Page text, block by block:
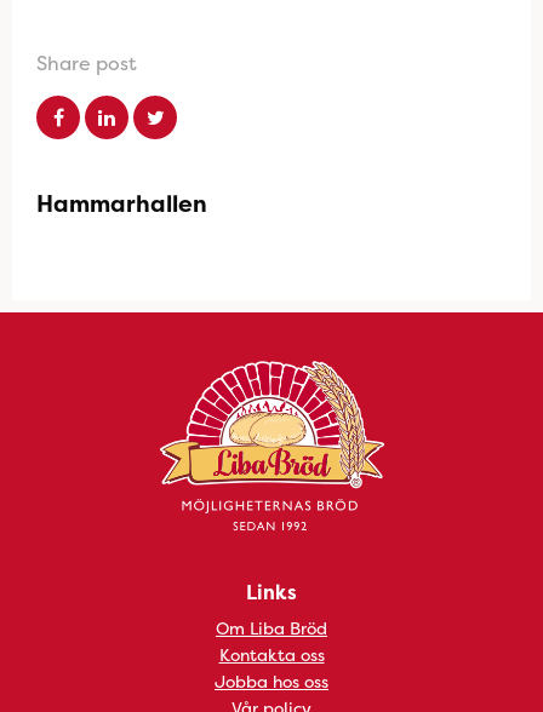
Share post
Hammarhallen
Links
Om Liba Bröd
Kontakta oss
Jobba hos oss